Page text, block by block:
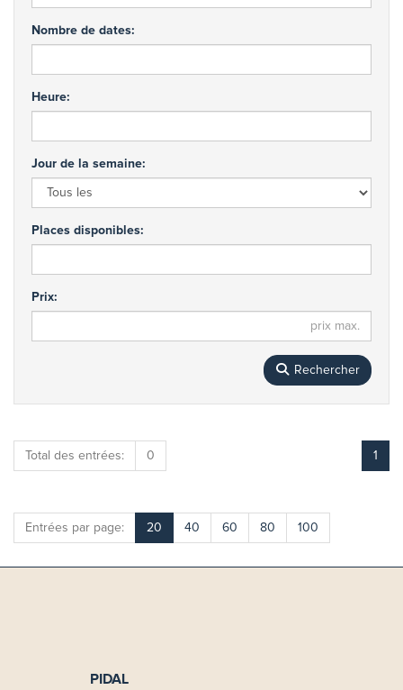
Nombre de dates:
Heure:
Jour de la semaine:
Places disponibles:
Prix:
Rechercher
1
Total des entrées: 0
Entrées par page: 20 40 60 80 100
PIDAL